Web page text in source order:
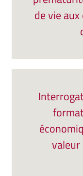
de vie
valeur